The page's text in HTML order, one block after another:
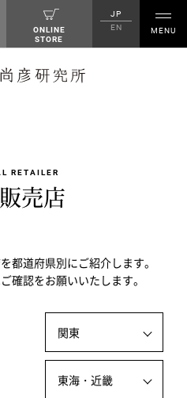
ONLINE
STORE
JP
EN
RETAILER
売店
都道府県別にご紹介します。
確認をお願いいたします。
関東
東海・近畿